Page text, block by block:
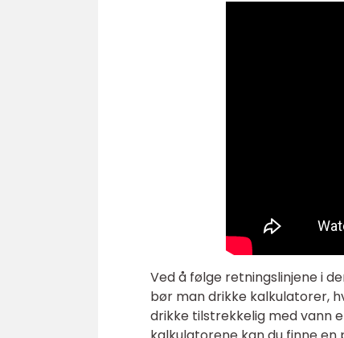
Ved å følge retningslinjene i
bør man drikke kalkulatorer,
drikke tilstrekkelig med vann